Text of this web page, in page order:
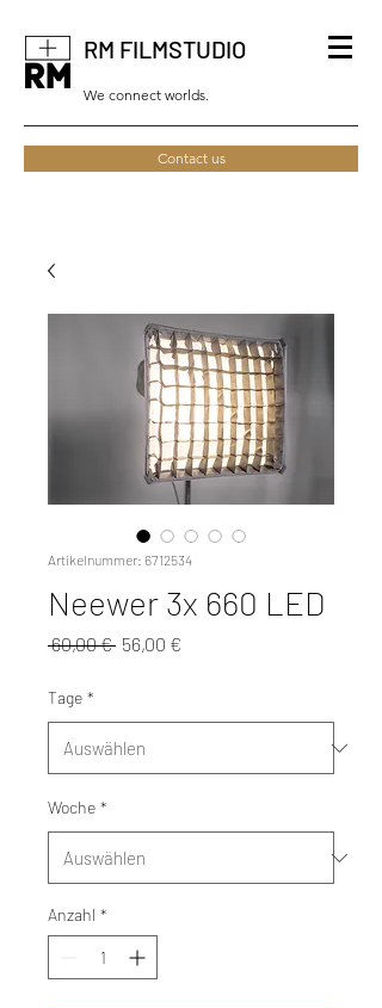
RM FILMSTUDIO
We connect worlds.
Contact us
Artikelnummer: 6712534
Neewer 3x 660 LED
60,00 € Standardpreis
56,00 €
Tage *
Woche *
Anzahl *